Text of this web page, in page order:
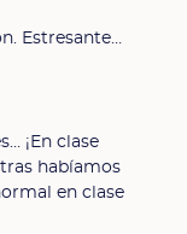
Estresante…
¡En clase
habíamos
en clase